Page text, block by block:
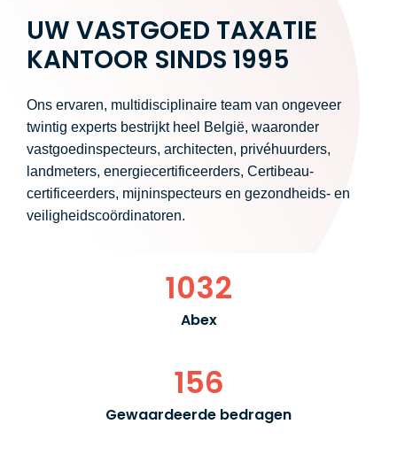
UW VASTGOED TAXATIE
KANTOOR SINDS 1995
Ons ervaren, multidisciplinaire team van ongeveer
twintig experts bestrijkt heel België, waaronder
vastgoedinspecteurs, architecten, privéhuurders,
landmeters, energiecertificeerders, Certibeau-
certificeerders, mijninspecteurs en gezondheids- en
veiligheidscoördinatoren.
1032
Abex
156
Gewaardeerde bedragen